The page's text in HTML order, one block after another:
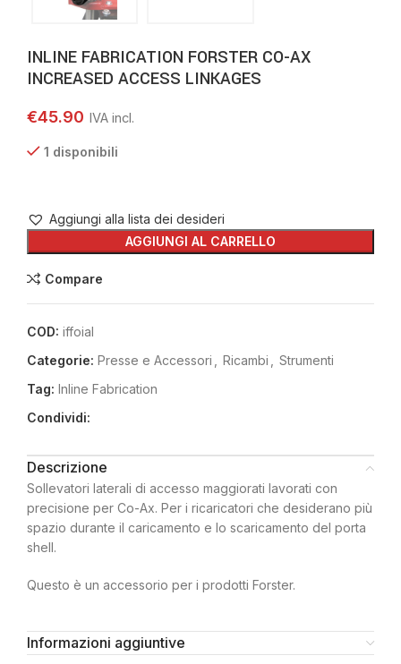
INLINE FABRICATION FORSTER CO-AX
INCREASED ACCESS LINKAGES
€45.90
1 disponibili
AGGIUNGI AL CARRELLO
Aggiungi alla lista dei desideri
Compare
COD: iffoial
Categorie: Presse e Accessori Ricambi
Strumenti
Tag: Inline Fabrication
Condividi:
Descrizione
Sollevatori laterali di accesso maggiorati lavorati con
precisione per Co-Ax. Per i ricaricatori che desiderano più
spazio durante il caricamento e lo scaricamento del porta
shell.
Questo è un accessorio per i prodotti Forster.
Informazioni aggiuntive